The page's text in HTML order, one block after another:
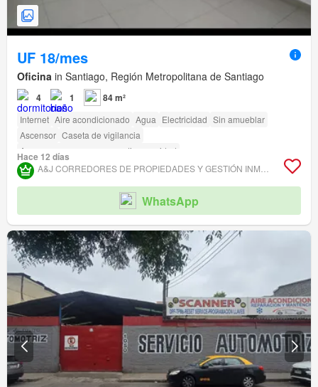
UF 18/mes
Oficina in Santiago, Región Metropolitana de Santiago
4 1 84 m²
Internet Aire acondicionado Agua Electricidad Sin amueblar
Ascensor Caseta de vigilancia
Acceso para personas con discapacidad
Hace 12 días
WhatsApp